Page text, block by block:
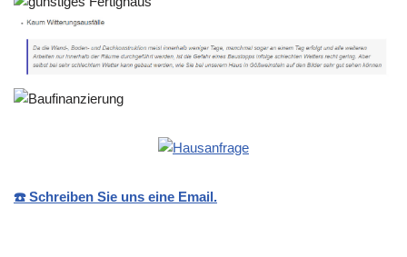
☎️ Schreiben Sie uns eine Email.